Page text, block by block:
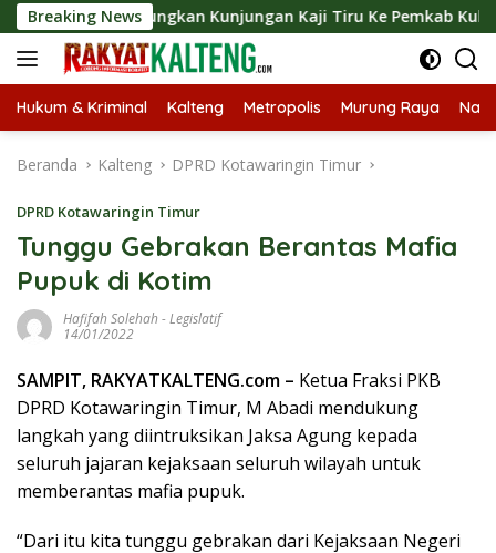
Langsung
ke
konten
Breaking NewsKunjungan Kaji Tiru Ke Pemkab Kulon Progo
Hukum & Kriminal Kalteng Metropolis Murung Raya
Beranda Kalteng DPRD Kotawaringin Timur
DPRD Kotawaringin Timur
Tunggu Gebrakan Berantas Mafia
Pupuk di Kotim
Hafifah Solehah -Legislatif
14/01/2022
SAMPIT, RAKYATKALTENG.com – Ketua Fraksi PKB
DPRD Kotawaringin Timur, M Abadi mendukung
langkah yang diintruksikan Jaksa Agung kepada
seluruh jajaran kejaksaan seluruh wilayah untuk
memberantas mafia pupuk.
“Dari itu kita tunggu gebrakan dari Kejaksaan Negeri